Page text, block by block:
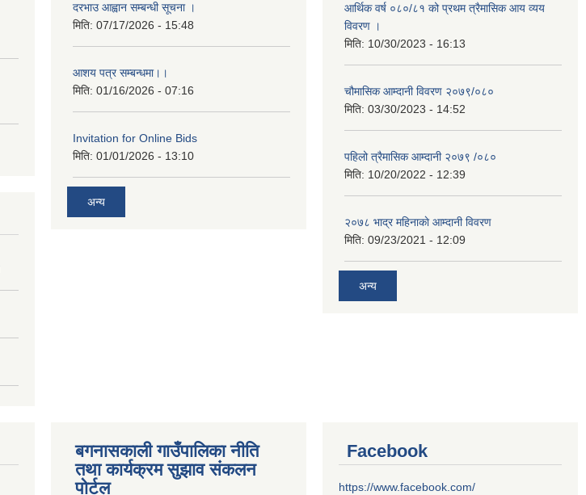
दरभाउ आह्वान सम्बन्धी सूचना ।
मिति: 07/17/2026 - 15:48
आशय पत्र सम्बन्धमा।।
मिति: 01/16/2026 - 07:16
Invitation for Online Bids
मिति: 01/01/2026 - 13:10
अन्य
आर्थिक वर्ष ०८०/८१ को प्रथम त्रैमासिक आय व्यय
विवरण ।
मिति: 10/30/2023 - 16:13
चौमासिक आम्दानी विवरण २०७९/०८०
मिति: 03/30/2023 - 14:52
पहिलो त्रैमासिक आम्दानी २०७९ /०८०
मिति: 10/20/2022 - 12:39
२०७८ भाद्र महिनाकाे आम्दानी विवरण
मिति: 09/23/2021 - 12:09
अन्य
बगनासकाली गाउँपालिका नीति
तथा कार्यक्रम सुझाव संकलन
पोर्टल
Facebook
https://www.facebook.com/